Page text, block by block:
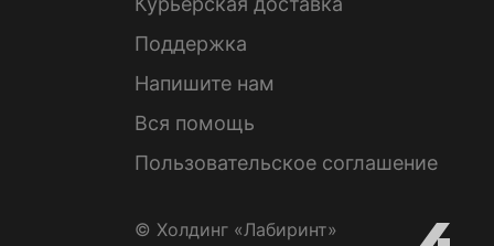
Поддержка
Напишите нам
Вся помощь
Пользовательское соглашение
© Холдинг «Лабиринт»